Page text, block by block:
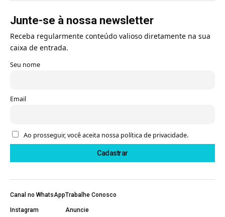
Junte-se à nossa newsletter
Receba regularmente conteúdo valioso diretamente na sua
caixa de entrada.
Seu nome
Email
Ao prosseguir, você aceita nossa política de privacidade.
Canal no WhatsApp
Instagram
Trabalhe Conosco
Anuncie